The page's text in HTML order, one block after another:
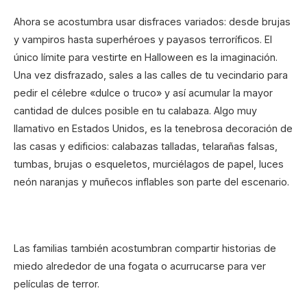
Ahora se acostumbra usar disfraces variados: desde brujas
y vampiros hasta superhéroes y payasos terroríficos. El
único límite para vestirte en Halloween es la imaginación.
Una vez disfrazado, sales a las calles de tu vecindario para
pedir el célebre «dulce o truco» y así acumular la mayor
cantidad de dulces posible en tu calabaza. Algo muy
llamativo en Estados Unidos, es la tenebrosa decoración de
las casas y edificios: calabazas talladas, telarañas falsas,
tumbas, brujas o esqueletos, murciélagos de papel, luces
neón naranjas y muñecos inflables son parte del escenario.
Las familias también acostumbran compartir historias de
miedo alrededor de una fogata o acurrucarse para ver
películas de terror.